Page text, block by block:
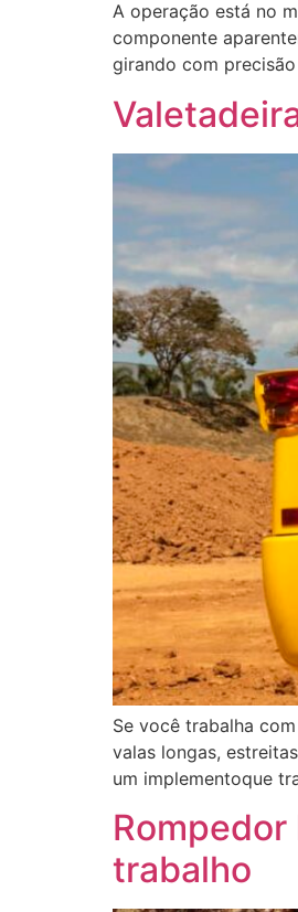
A operação está no
componente
girando com
Se você trabalha
valas longas,
um implementoque
trabalho